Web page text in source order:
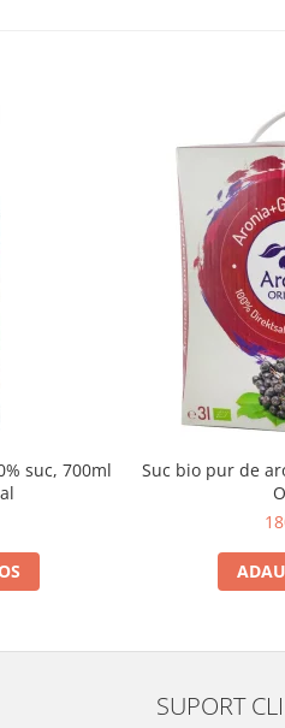
suc, 700ml
Suc bio pur de
SUPORT